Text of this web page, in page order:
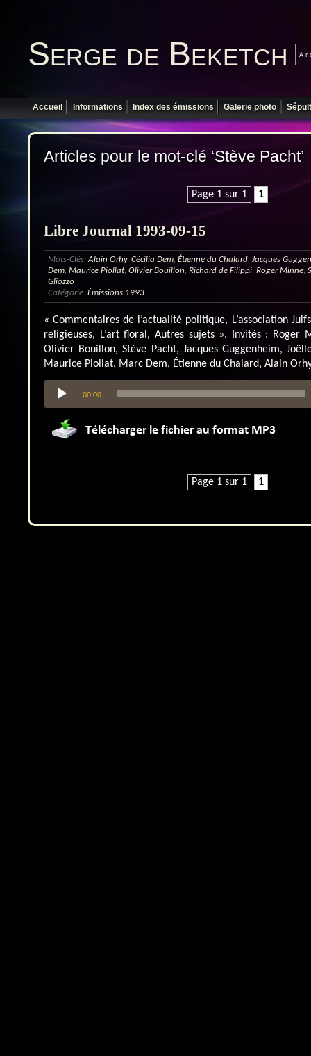
Serge de Beketch
Accueil Informations Index des émissions Galerie photo
Articles pour le mot-clé ‘Stève Pacht’
Page 1 sur 1 1
Libre Journal 1993-09-15
Mots-Clés: Alain Orhy, Cécilia Dem Étienne du Chalard Jacques
Dem Maurice Piollat, Olivier Bouillon Richard de Filippi Roger Minne
Gliozzo
Catégorie: Émissions 1993
« Commentaires de l’actualité politique, L’association
religieuses, L’art floral, Autres sujets ». Invités : Roger
Olivier Bouillon, Stève Pacht, Jacques Guggenheim,
Maurice Piollat, Marc Dem, Étienne du Chalard, Alain
Lecteur
audio
00:00
Page 1 sur 1 1